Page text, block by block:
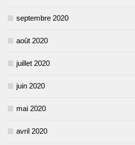
septembre 2020
août 2020
juillet 2020
juin 2020
mai 2020
avril 2020